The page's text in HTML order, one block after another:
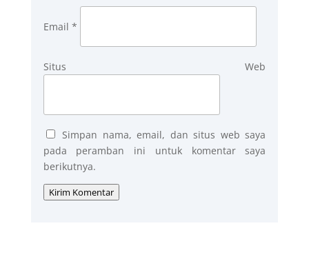
Email *
Situs Web
Simpan nama, email, dan situs web saya
pada peramban ini untuk komentar saya
berikutnya.
Kirim Komentar